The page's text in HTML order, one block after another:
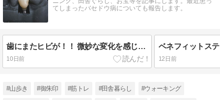
てしまったバセドウ病についても報告します。
歯にまたヒビが！！ 微妙な変化を感じて歯医者へ・・これって筋トレの影響？！
10日前 12日前
#山歩き #御朱印 #筋トレ #田舎暮らし #ウォーキング